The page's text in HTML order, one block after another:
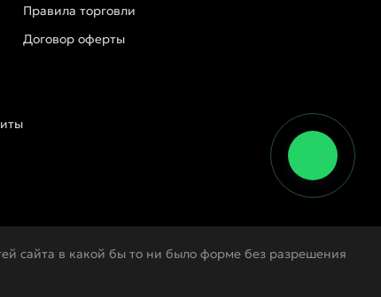
Правила торговли
Договор оферты
сайта в какой бы то ни было форме без разрешения